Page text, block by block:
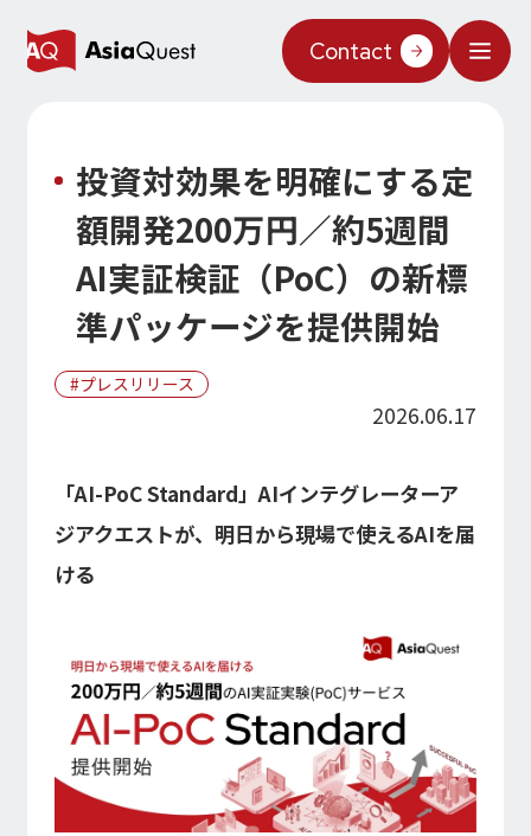
Why AsiaQuest?
Service
AIインテグレーション
AIソリューション
コンセプトケース
DXソリューション
小売・流通DX
製造DX
自治体DX
防災DX
情シスDX
海外ラボ型開発
Technology
機械学習／AIモデル
IoT/web3D
Web3D／XRシステム
システム開発
WEBシステム開発
Projects
インフォメーション
イベント・ウェビナー
ウェビナー
イベント
About Us
コーポレートメッセージ
代表メッセージ
アクセスマップ
海外拠点
IR情報
IRニュース一覧
採用情報
アジアクエスト株式会社
インドネシア法人
Contact
プライバシーポリシー
Contact
投資対効果を明確にする定
額開発200万円／約5週間
AI実証検証（PoC）の新標
準パッケージを提供開始
プレスリリース
2026.06.17
「AI-PoC Standard」AIインテグレーターア
ジアクエストが、明日から現場で使えるAIを届
ける